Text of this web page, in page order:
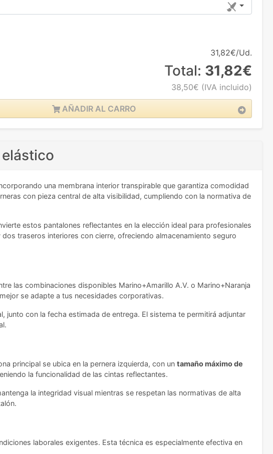
31,82€/Ud.
Total: 31,82€
38,50€ (IVA incluido)
AÑADIR AL CARRO
una membrana interior transpirable que garantiza comodidad
con pieza central de alta visibilidad, cumpliendo con la normativa de
estos pantalones reflectantes en la elección ideal para profesionales
traseros interiores con cierre, ofreciendo almacenamiento seguro
las combinaciones disponibles Marino+Amarillo A.V. o Marino+Naranja
se adapte a tus necesidades corporativas.
con la fecha estimada de entrega. El sistema te permitirá adjuntar
principal se ubica en la pernera izquierda, con un tamaño máximo de
la funcionalidad de las cintas reflectantes.
la integridad visual mientras se respetan las normativas de alta
laborales exigentes. Esta técnica es especialmente efectiva en